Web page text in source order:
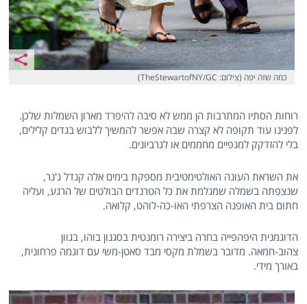
כמה שזה יפה (צילום: TheStewartofNY/GC)
רוחות הסתיו המתרבות הן ממש לא סיבה להיפרד מארון השמלות שלכן.
לפנינו עוד תקופה לא קצרה שבה אפשר להמשיך ללבוש בגדים קלילים,
בלי להזדקק למגפיים מחממים או לגרביונים.
את השראת העונה האולטימטיבית מספקת בימים אלה קנדל ג'נר,
שנצפתה בשמלה שמגלמת את כל הטרנדים הבולטים של הרגע, ועליה
חתום בית האופנה הצרפתי האו-כה-לוהט, קלואה.
הדוגמנית היפהפייה בחרה ביצירה רומנטית בסגנון בוהו, בגוון
צהוב-חמאה. מדובר בשמלת מקסי מבד סאטן-משי עם דוגמה פרחונית,
באורך מידי.